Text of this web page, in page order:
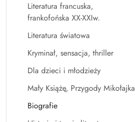
Literatura francuska,
frankofońska XX-XXIw.
Literatura światowa
Kryminał, sensacja, thriller
Dla dzieci i młodzieży
Mały Książę, Przygody Mikołajka
Biografie